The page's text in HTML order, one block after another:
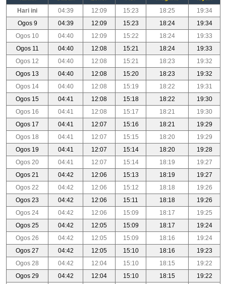
Hari ini
04:39 12:09 15:23 18:25
19:34
Ogos 9
04:39 12:09 15:23 18:24
19:34
Ogos 10
04:40 12:09 15:22 18:24
19:33
Ogos 11
04:40 12:08 15:21 18:24
19:33
Ogos 12
04:40 12:08 15:21 18:23
19:32
Ogos 13
04:40 12:08 15:20 18:23
19:32
Ogos 14
04:40 12:08 15:19 18:22
19:31
Ogos 15
04:41 12:08 15:18 18:22
19:30
Ogos 16
04:41 12:08 15:17 18:21
19:30
Ogos 17
04:41 12:07 15:16 18:21
19:29
Ogos 18
04:41 12:07 15:15 18:20
19:29
Ogos 19
04:41 12:07 15:14 18:20
19:28
Ogos 20
04:41 12:07 15:14 18:19
19:27
Ogos 21
04:42 12:06 15:13 18:19
19:27
Ogos 22
04:42 12:06 15:12 18:18
19:26
Ogos 23
04:42 12:06 15:11 18:18
19:26
Ogos 24
04:42 12:06 15:09 18:17
19:25
Ogos 25
04:42 12:05 15:09 18:17
19:24
Ogos 26
04:42 12:05 15:09 18:16
19:24
Ogos 27
04:42 12:05 15:10 18:16
19:23
Ogos 28
04:42 12:04 15:10 18:15
19:22
Ogos 29
04:42 12:04 15:10 18:15
19:22